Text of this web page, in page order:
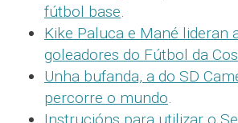
fútbol base.
Kike Paluca e Mané lideran
goleadores do Fútbol da
Unha bufanda, a do SD
percorre o mundo.
Instrucións para utilizar o